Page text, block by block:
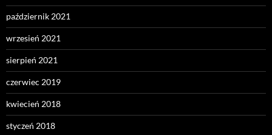
październik 2021
wrzesień 2021
sierpień 2021
czerwiec 2019
kwiecień 2018
styczeń 2018